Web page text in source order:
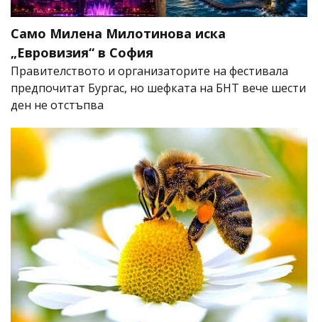
Само Милена Милотинова иска
„Евровизия“ в София
Правителството и организаторите на фестивала
предпочитат Бургас, но шефката на БНТ вече шести
ден не отстъпва